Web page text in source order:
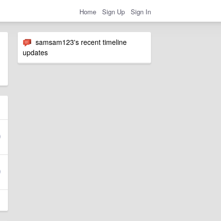
Home Sign Up Sign In
samsam123's recent timeline
updates